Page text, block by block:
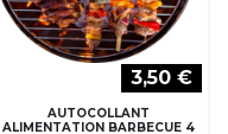
3,50 €
AUTOCOLLANT
ALIMENTATION BARBECUE 4